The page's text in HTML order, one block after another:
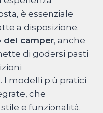
è essenziale
a disposizione.
del camper, anche
di godersi pasti
I modelli più pratici
che
e funzionalità.